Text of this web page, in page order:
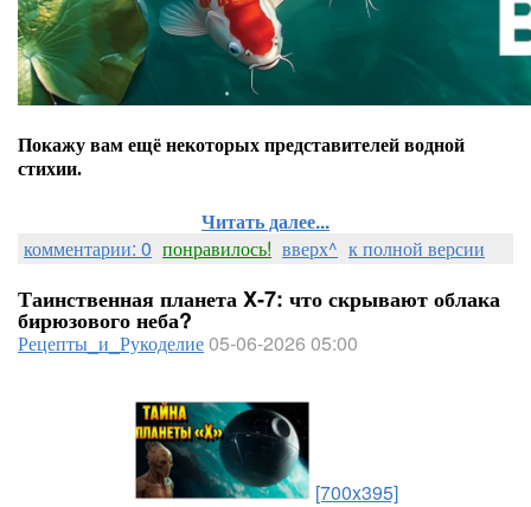
Покажу вам ещё некоторых представителей водной
стихии.
Читать далее...
комментарии: 0 понравилось! вверх^ к полной версии
Таинственная планета X‑7: что скрывают облака
бирюзового неба?
Рецепты_и_Рукоделие05-06-2026 05:00
[700x395]